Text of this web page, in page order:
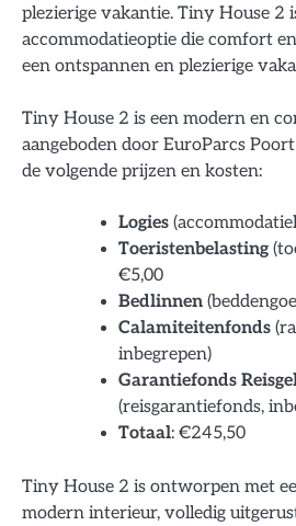
plezierige vakantie. Tiny House 2
accommodatieoptie die comfort
een ontspannen en plezierige
Tiny House 2 is een modern en
aangeboden door EuroParcs
de volgende prijzen en kosten:
Logies
Toeristenbelasting
€5,00
Bedlinnen
Calamiteitenfonds
inbegrepen)
Garantiefonds
(reisgarantiefonds,
Totaal: €245,50
Tiny House 2 is ontworpen met
modern interieur, volledig